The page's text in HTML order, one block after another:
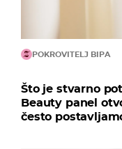
POKROVITELJ BIPA
Što je stvarno
Beauty panel
često